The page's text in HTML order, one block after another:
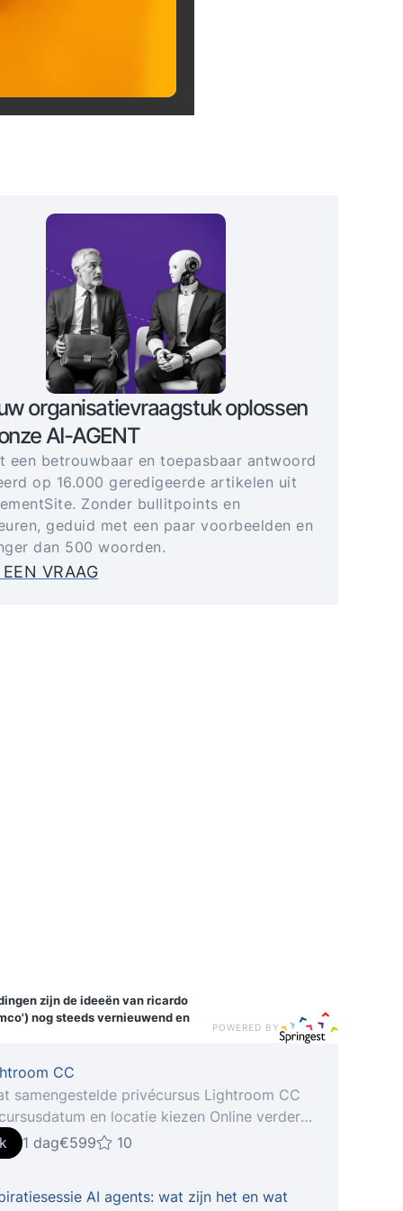
organisatievraagstuk oplossen
AI-AGENT
een betrouwbaar en toepasbaar antwoord
op 16.000 geredigeerde artikelen uit
Zonder bullitpoints en
geduid met een paar voorbeelden en
dan 500 woorden.
VRAAG
zijn de ideeën van ricardo
nog steeds vernieuwend en
POWERED BY
CC
samengestelde privécursus Lightroom CC
en locatie kiezen Online verder
De nieuwste telg van Creative
in een flitsend jasje het roer om qua
CC ga je aan de slag om, indien gewenst
1 dag€599 10
AI agents: wat zijn het en wat